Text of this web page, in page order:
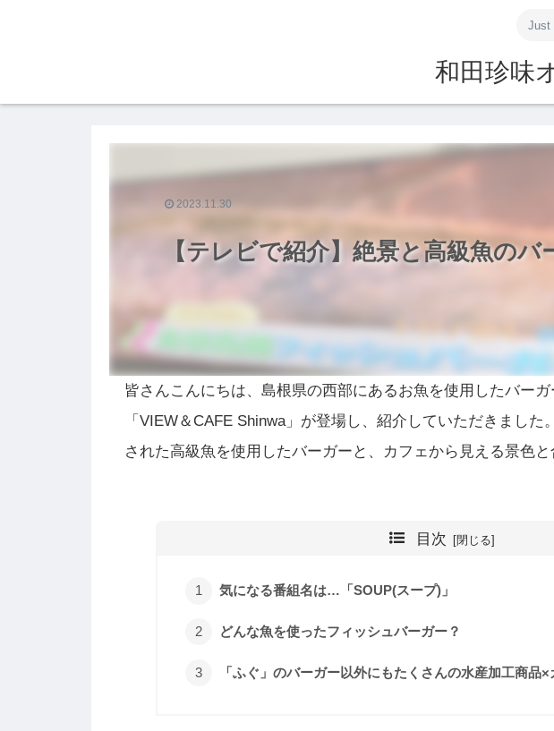
Just
和田珍味
【テレビで紹介】絶景と高級魚のバ
2023.11.30
皆さんこんにちは、島根県の西部にあるお魚を使用したバー
「VIEW＆CAFE Shinwa」が登場し、紹介していただきまし
された高級魚を使用したバーガーと、カフェから見える景色と
目次
気になる番組名は…「SOUP(スープ)」
どんな魚を使ったフィッシュバーガー？
「ふぐ」のバーガー以外にもたくさんの水産加工商品×